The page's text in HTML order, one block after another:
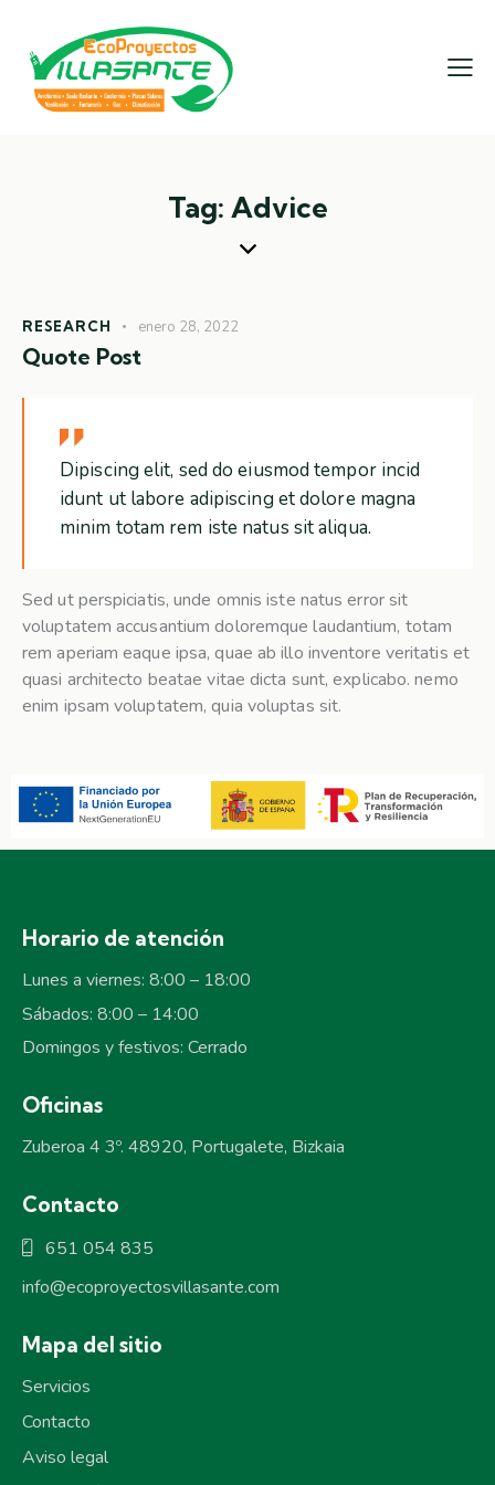
Tag: Advice
RESEARCH enero 28, 2022
Quote Post
Dipiscing elit, sed do eiusmod tempor incid
idunt ut labore adipiscing et dolore magna
minim totam rem iste natus sit aliqua.
Sed ut perspiciatis, unde omnis iste natus error sit
voluptatem accusantium doloremque laudantium, totam
rem aperiam eaque ipsa, quae ab illo inventore veritatis et
quasi architecto beatae vitae dicta sunt, explicabo. nemo
enim ipsam voluptatem, quia voluptas sit.
Horario de atención
Lunes a viernes: 8:00 – 18:00
Sábados: 8:00 – 14:00
Domingos y festivos: Cerrado
Oficinas
Zuberoa 4 3º. 48920, Portugalete, Bizkaia
Contacto
651 054 835
info@ecoproyectosvillasante.com
Mapa del sitio
Servicios
Contacto
Aviso legal